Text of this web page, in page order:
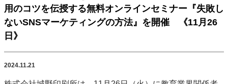
TOP
新着記事 特集記事
動画コンテンツ
インタビュー
コレクション
カテゴリー一覧
新商品 新製品 ＡＩ・デジタル デジタル印刷
印刷通販
SDGs・地域
市場・統計
人事・移転・異動・訃報
用のコツを伝授する無料オンラインセミナー『失敗し
ないSNSマーケティングの方法』を開催 《11月26
日》
2024.11.21